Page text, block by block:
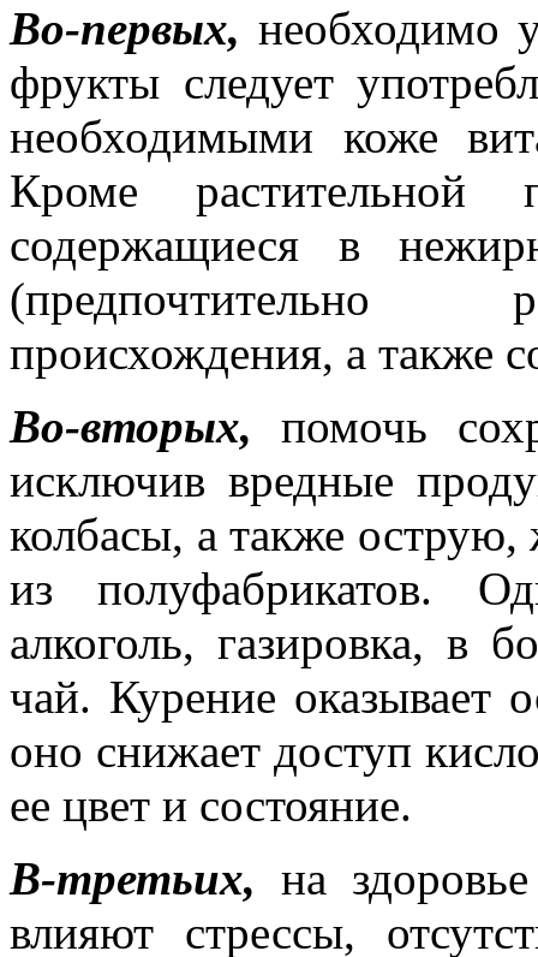
Во-первых, необходимо
фрукты следует
необходимыми коже
Кроме
содержащиеся в
(предпочтительно
происхождения, а также
Во-вторых, помочь
исключив вредные
колбасы, а также
из полуфабрикатов.
алкоголь, газировка, в
чай. Курение оказывает
оно снижает доступ
ее цвет и состояние.
В-третьих, на
влияют стрессы,